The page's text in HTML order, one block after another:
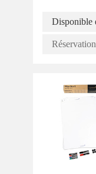
Disponible